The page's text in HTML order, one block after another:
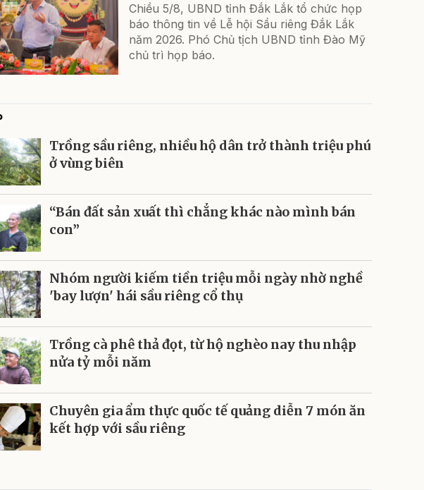
Chiều 5/8, UBND tỉnh Đắk Lắk tổ chức họp
báo thông tin về Lễ hội Sầu riêng Đắk Lắk
năm 2026. Phó Chủ tịch UBND tỉnh Đào Mỹ
chủ trì họp báo.
Trồng sầu riêng, nhiều hộ dân trở thành triệu phú
ở vùng biên
“Bán đất sản xuất thì chẳng khác nào mình bán
con”
Nhóm người kiếm tiền triệu mỗi ngày nhờ nghề
'bay lượn' hái sầu riêng cổ thụ
Trồng cà phê thả đọt, từ hộ nghèo nay thu nhập
nửa tỷ mỗi năm
Chuyên gia ẩm thực quốc tế quảng diễn 7 món ăn
kết hợp với sầu riêng